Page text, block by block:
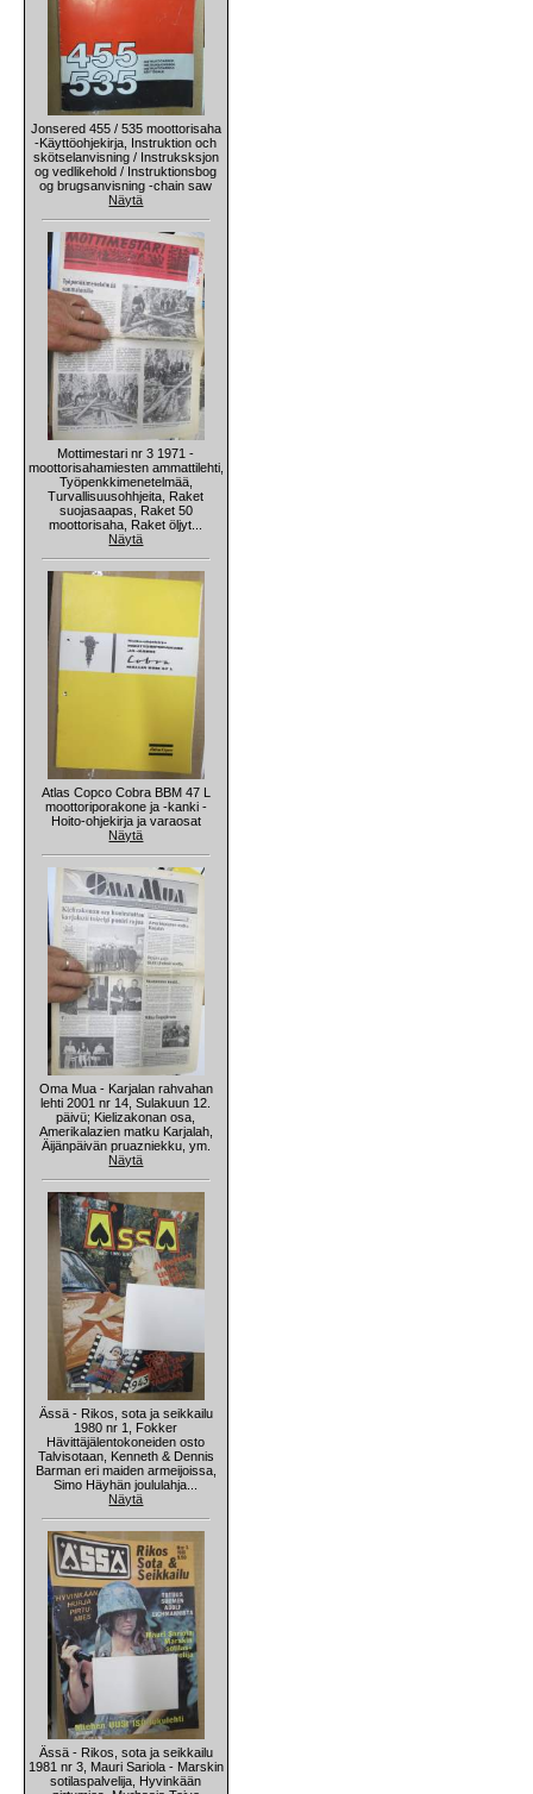
Jonsered 455 / 535 moottorisaha
-Käyttöohjekirja, Instruktion och
skötselanvisning / Instruksksjon
og vedlikehold / Instruktionsbog
og brugsanvisning -chain saw
Näytä
Mottimestari nr 3 1971 -
moottorisahamiesten ammattilehti,
Työpenkkimenetelmää,
Turvallisuusohhjeita, Raket
suojasaapas, Raket 50
moottorisaha, Raket öljyt...
Näytä
Atlas Copco Cobra BBM 47 L
moottoriporakone ja -kanki -
Hoito-ohjekirja ja varaosat
Näytä
Oma Mua - Karjalan rahvahan
lehti 2001 nr 14, Sulakuun 12.
päivü; Kielizakonan osa,
Amerikalazien matku Karjalah,
Äijänpäivän pruazniekku, ym.
Näytä
Ässä - Rikos, sota ja seikkailu
1980 nr 1, Fokker
Hävittäjälentokoneiden osto
Talvisotaan, Kenneth & Dennis
Barman eri maiden armeijoissa,
Simo Häyhän joululahja...
Näytä
Ässä - Rikos, sota ja seikkailu
1981 nr 3, Mauri Sariola - Marskin
sotilaspalvelija, Hyvinkään